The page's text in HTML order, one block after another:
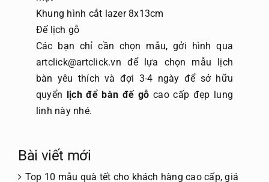
Khung hình cắt lazer 8x13cm
Đế lịch gỗ
Các bạn chỉ cần chọn mẫu, gởi hình qua
artclick@artclick.vn để lựa chọn mẫu lịch
bàn yêu thích và đợi 3-4 ngày để sở hữu
quyển lịch để bàn đế gỗ cao cấp đẹp lung
linh này nhé.
Bài viết mới
Top 10 mẫu quà tết cho khách hàng cao cấp, giá